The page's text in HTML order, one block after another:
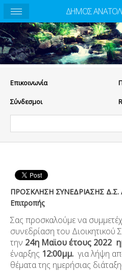
Eπικοινωνία
Σύνδεσμοι
ΠΡΟΣΚΛΗΣΗ ΣΥΝΕΔΡΙΑΣΗΣ Δ.Σ.
Επιτροπής
Σας προσκαλούμε να
συνεδρίαση του Διοικητικού
την 24η Μαϊου έτους 2022
έναρξης 12:00μμ. για λήψη
θέματα της ημερήσιας
ΔΗΜΟΣ